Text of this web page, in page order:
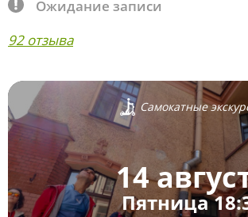
Ожидание записи
92 отзыва
Самокатные
14
Пятница